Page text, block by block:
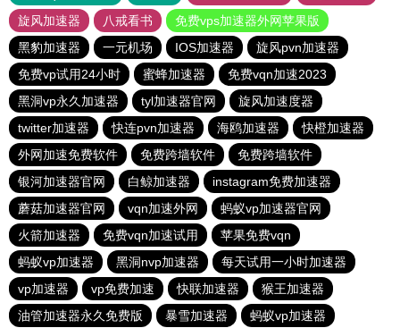
旋风加速器
八戒看书
免费vps加速器外网苹果版
黑豹加速器
一元机场 IOS加速器
旋风pvn加速器
免费vp试用24小时
蜜蜂加速器
免费vqn加速2023
黑洞vp永久加速器
tyl加速器官网
旋风加速度器
twitter加速器
快连pvn加速器 海鸥加速器
快橙加速器
外网加速免费软件
免费跨墙软件
免费跨墙软件
银河加速器官网
白鲸加速器
instagram免费加速器
蘑菇加速器官网
vqn加速外网
蚂蚁vp加速器官网
火箭加速器
免费vqn加速试用
苹果免费vqn
蚂蚁vp加速器
黑洞nvp加速器
每天试用一小时加速器
vp加速器
vp免费加速 快联加速器
猴王加速器
油管加速器永久免费版
暴雪加速器 蚂蚁vp加速器